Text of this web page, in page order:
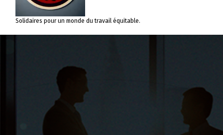
Solidaires pour un monde du travail équitable.